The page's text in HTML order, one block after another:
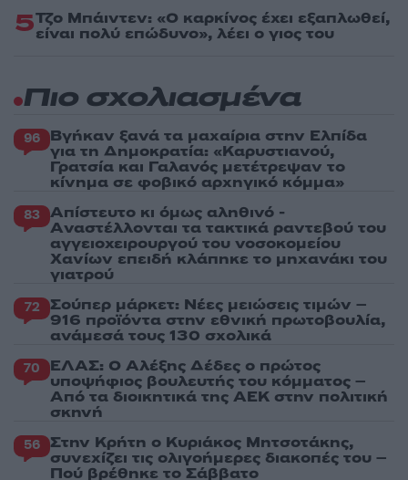
5Τζο Μπάιντεν: «Ο καρκίνος έχει εξαπλωθεί,
είναι πολύ επώδυνο», λέει ο γιος του
Πιο σχολιασμένα
96 Βγήκαν ξανά τα μαχαίρια στην Ελπίδα
για τη Δημοκρατία: «Καρυστιανού,
Γρατσία και Γαλανός μετέτρεψαν το
κίνημα σε φοβικό αρχηγικό κόμμα»
83 Απίστευτο κι όμως αληθινό -
Aναστέλλονται τα τακτικά ραντεβού του
αγγειοχειρουργού του νοσοκομείου
Χανίων επειδή κλάπηκε το μηχανάκι του
γιατρού
72 Σούπερ μάρκετ: Νέες μειώσεις τιμών –
916 προϊόντα στην εθνική πρωτοβουλία,
ανάμεσά τους 130 σχολικά
70 ΕΛΑΣ: Ο Αλέξης Δέδες ο πρώτος
υποψήφιος βουλευτής του κόμματος –
Από τα διοικητικά της ΑΕΚ στην πολιτική
σκηνή
56 Στην Κρήτη ο Κυριάκος Μητσοτάκης,
συνεχίζει τις ολιγοήμερες διακοπές του –
Πού βρέθηκε το Σάββατο